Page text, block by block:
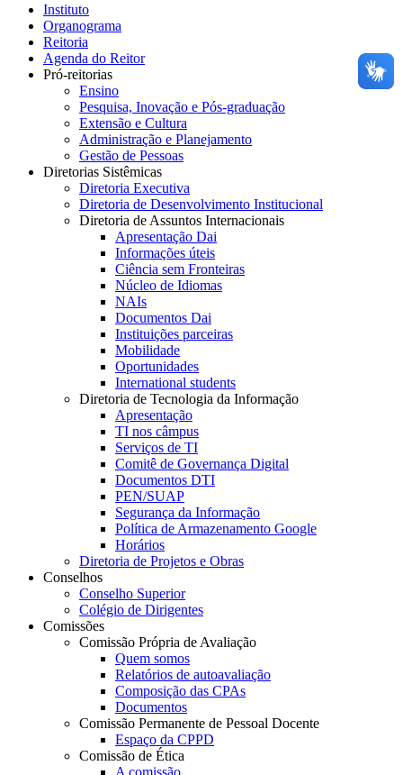
Instituto
Organograma
Reitoria
Agenda do Reitor
Pró-reitorias
Ensino
Pesquisa, Inovação e Pós-graduação
Extensão e Cultura
Administração e Planejamento
Gestão de Pessoas
Diretorias Sistêmicas
Diretoria Executiva
Diretoria de Desenvolvimento Institucional
Diretoria de Assuntos Internacionais
Apresentação Dai
Informações úteis
Ciência sem Fronteiras
Núcleo de Idiomas
NAIs
Documentos Dai
Instituições parceiras
Mobilidade
Oportunidades
International students
Diretoria de Tecnologia da Informação
Apresentação
TI nos câmpus
Serviços de TI
Comitê de Governança Digital
Documentos DTI
PEN/SUAP
Segurança da Informação
Política de Armazenamento Google
Horários
Diretoria de Projetos e Obras
Conselhos
Conselho Superior
Colégio de Dirigentes
Comissões
Comissão Própria de Avaliação
Quem somos
Relatórios de autoavaliação
Composição das CPAs
Documentos
Comissão Permanente de Pessoal Docente
Espaço da CPPD
Comissão de Ética
A comissão